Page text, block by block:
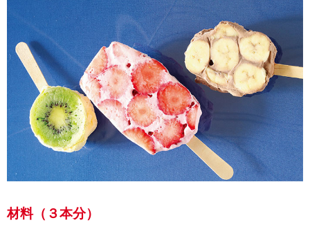
材料（３本分）